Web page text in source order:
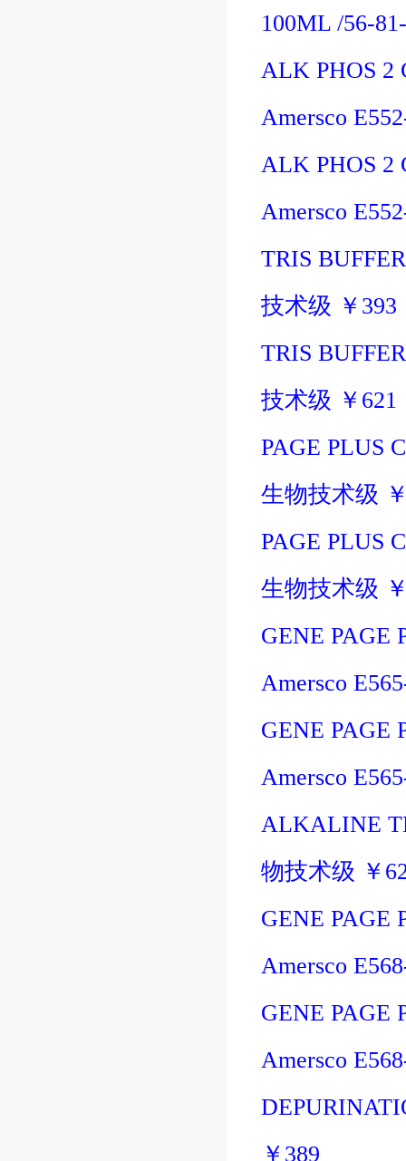
100ML /56-
ALK PHOS 2
Amersco
ALK PHOS 2
Amersco
TRIS
技术级 ￥ 393
TRIS
技术级 ￥ 621
PAGE PLUS
生物技术级
PAGE PLUS
生物技术级
GENE PAGE
Amersco
GENE PAGE
Amersco
ALKALINE
物技术级 ￥
GENE PAGE
Amersco
GENE PAGE
Amersco
￥ 389